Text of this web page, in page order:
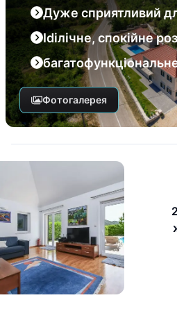
Дуже сприятливий
Idілічне, спокійне
Фотогалерея